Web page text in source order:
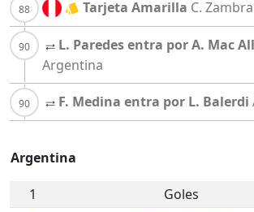
Tarjeta Amarilla C.
L. Paredes entra por A. Mac
Argentina
F. Medina entra por L. Balerdi
Argentina
1 Goles